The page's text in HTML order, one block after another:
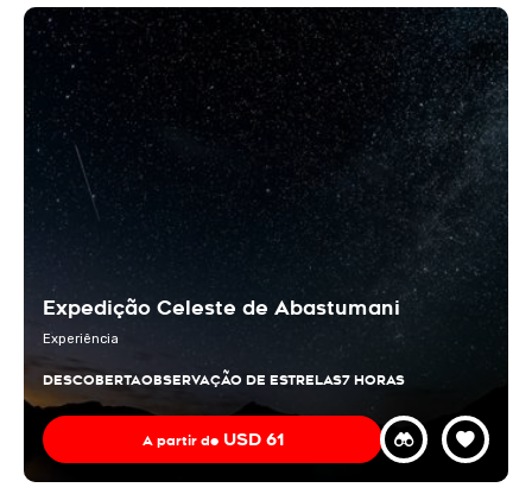
Expedição Celeste de Abastumani
Experiência
DESCOBERTAOBSERVAÇÃO DE ESTRELAS7 HORAS
A partir de USD 61